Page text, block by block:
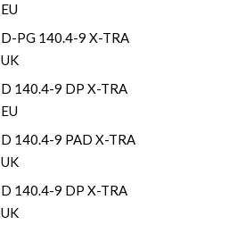
EU
D-PG 140.4-9 X-TRA
UK
D 140.4-9 DP X-TRA
EU
D 140.4-9 PAD X-TRA
UK
D 140.4-9 DP X-TRA
UK